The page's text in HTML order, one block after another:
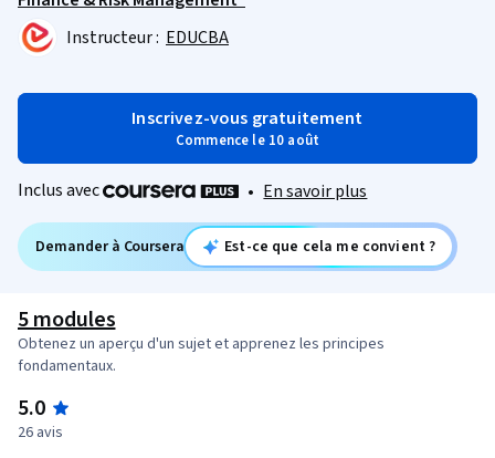
Instructeur : EDUCBA
Inscrivez-vous gratuitement
Commence le 10 août
Inclus avec • En savoir plus
Demander à Coursera Est-ce que cela me convient ?
5 modules
Obtenez un aperçu d'un sujet et apprenez les principes
fondamentaux.
5.0
26 avis